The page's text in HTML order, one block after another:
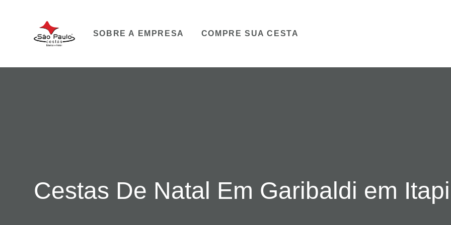
SOBRE A EMPRESA COMPRE SUA CESTA
Cestas De Natal Em Garibaldi em